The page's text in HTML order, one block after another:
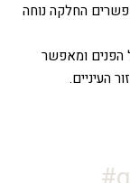
החלקה נוחה
הפנים ומאפשר
העיניים.